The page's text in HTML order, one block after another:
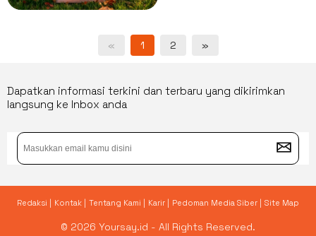
« 1 2 »
Dapatkan informasi terkini dan terbaru yang dikirimkan
langsung ke Inbox anda
Redaksi | Kontak | Tentang Kami | Karir | Pedoman Media Siber | Site Map
© 2026 Yoursay.id - All Rights Reserved.